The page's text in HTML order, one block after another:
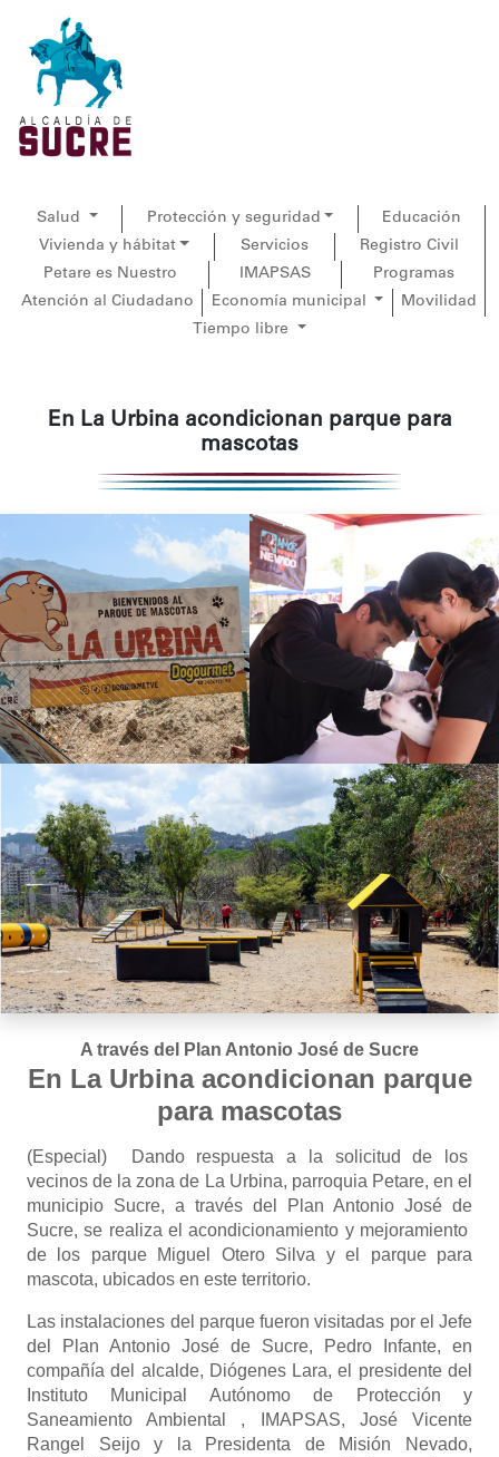
Salud Protección y seguridad
Educación
Vivienda y hábitat
Servicios
Registro Civil
Petare es Nuestro
IMAPSAS
Programas
Atención al Ciudadano
Economía municipal
Movilidad
Tiempo libre
En La Urbina acondicionan parque para
mascotas
A través del Plan Antonio José de Sucre
En La Urbina acondicionan parque
para mascotas
(Especial) Dando respuesta a la solicitud de los
vecinos de la zona de La Urbina, parroquia Petare, en el
municipio Sucre, a través del Plan Antonio José de
Sucre, se realiza el acondicionamiento y mejoramiento
de los parque Miguel Otero Silva y el parque para
mascota, ubicados en este territorio.
Las instalaciones del parque fueron visitadas por el Jefe
del Plan Antonio José de Sucre, Pedro Infante, en
compañía del alcalde, Diógenes Lara, el presidente del
Instituto Municipal Autónomo de Protección y
Saneamiento Ambiental , IMAPSAS, José Vicente
Rangel Seijo y la Presidenta de Misión Nevado,